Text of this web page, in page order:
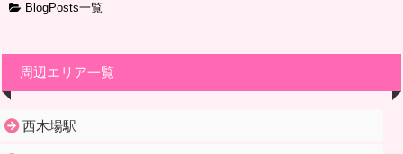
BlogPosts一覧
周辺エリア一覧
西木場駅